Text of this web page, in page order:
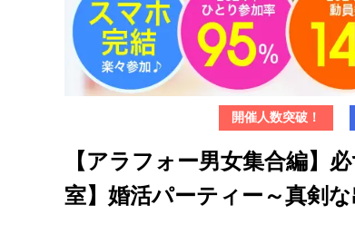
開催人数突破！
【アラフォー男女集合編】
室】婚活パーティー～真剣な